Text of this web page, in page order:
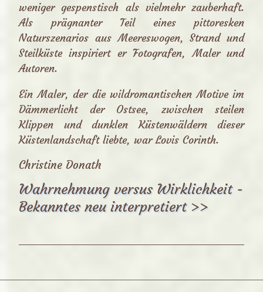
weniger gespenstisch als vielmehr zauberhaft.
Als prägnanter Teil eines pittoresken
Naturszenarios aus Meereswogen, Strand und
Steilküste inspiriert er Fotografen, Maler und
Autoren.
Ein Maler, der die wildromantischen Motive im
Dämmerlicht der Ostsee, zwischen steilen
Klippen und dunklen Küstenwäldern dieser
Küstenlandschaft liebte, war Lovis Corinth.
Christine Donath
Wahrnehmung versus Wirklichkeit -
Bekanntes neu interpretiert>>